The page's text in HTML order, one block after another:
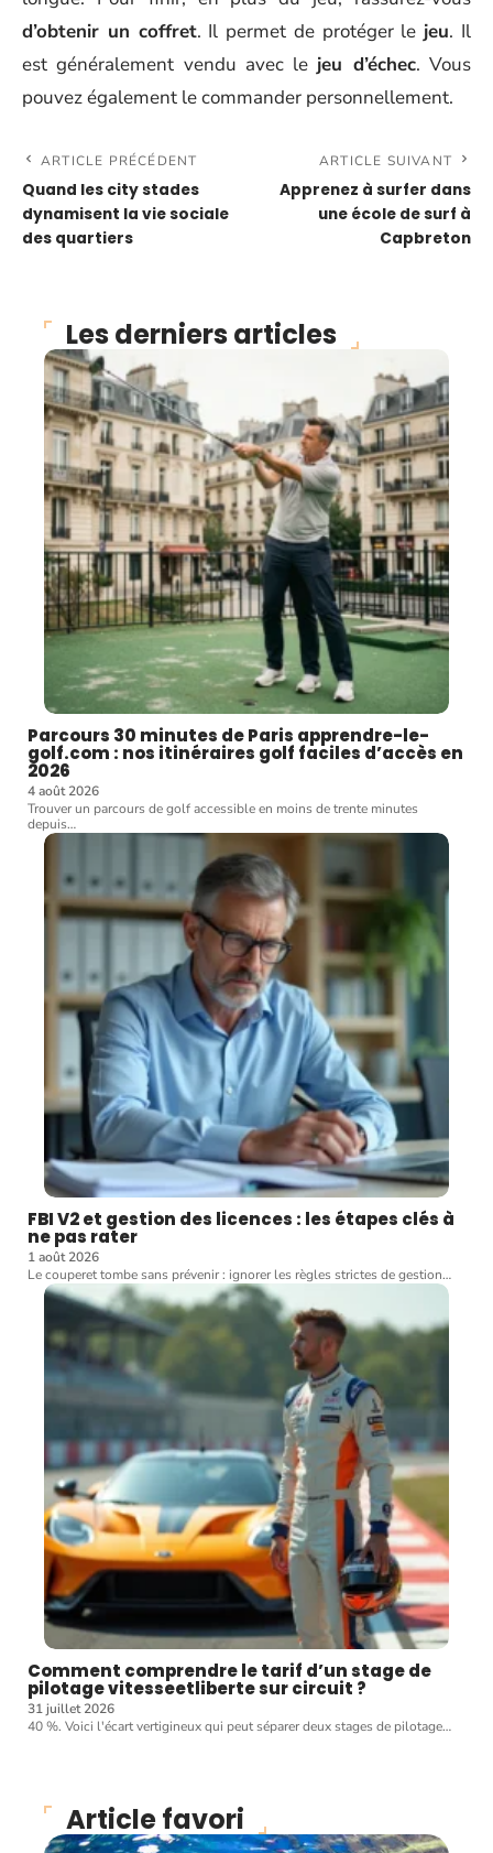
d’obtenir un coffret. Il permet de protéger le jeu. Il
est généralement vendu avec le jeu d’échec. Vous
pouvez également le commander personnellement.
ARTICLE PRÉCÉDENT
Quand les city stades
dynamisent la vie sociale
des quartiers
ARTICLE SUIVANT
Apprenez à surfer dans
une école de surf à
Capbreton
Les derniers articles
Parcours 30 minutes de Paris apprendre-le-
golf.com : nos itinéraires golf faciles d’accès en
2026
4 août 2026
Trouver un parcours de golf accessible en moins de trente minutes
depuis…
FBI V2 et gestion des licences : les étapes clés à
ne pas rater
1 août 2026
Le couperet tombe sans prévenir : ignorer les règles strictes de gestion…
Comment comprendre le tarif d’un stage de
pilotage vitesseetliberte sur circuit ?
31 juillet 2026
40 %. Voici l'écart vertigineux qui peut séparer deux stages de pilotage…
Article favori